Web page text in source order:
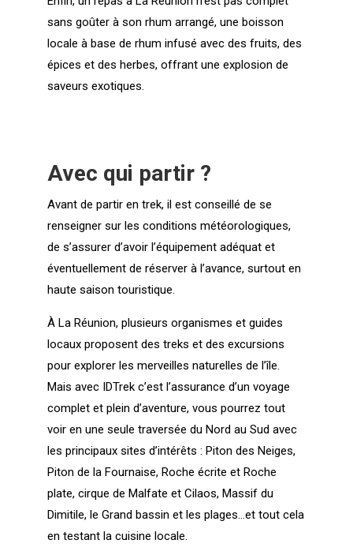
sans goûter à son rhum arrangé, une boisson
locale à base de rhum infusé avec des fruits, des
épices et des herbes, offrant une explosion de
saveurs exotiques.
Avec qui partir ?
Avant de partir en trek, il est conseillé de se
renseigner sur les conditions météorologiques,
de s’assurer d’avoir l’équipement adéquat et
éventuellement de réserver à l’avance, surtout en
haute saison touristique.
À La Réunion, plusieurs organismes et guides
locaux proposent des treks et des excursions
pour explorer les merveilles naturelles de l’île.
Mais avec IDTrek c’est l’assurance d’un voyage
complet et plein d’aventure, vous pourrez tout
voir en une seule traversée du Nord au Sud avec
les principaux sites d’intérêts : Piton des Neiges,
Piton de la Fournaise, Roche écrite et Roche
plate, cirque de Malfate et Cilaos, Massif du
Dimitile, le Grand bassin et les plages…et tout cela
en testant la cuisine locale.